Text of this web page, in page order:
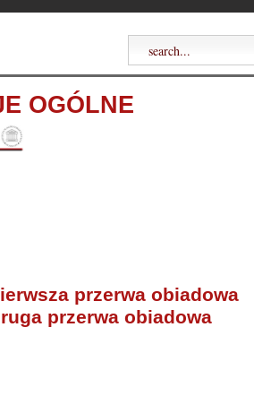
OGÓLNE
przerwa obiadowa
przerwa obiadowa